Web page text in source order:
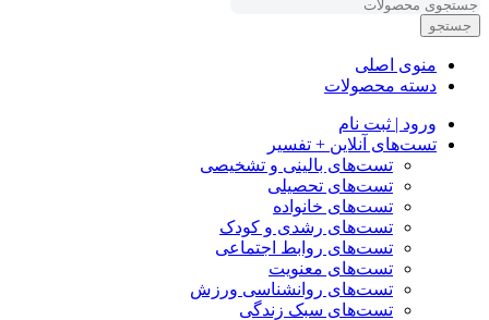
جستجو
منوی اصلی
دسته محصولات
ورود | ثبت نام
تست‌های آنلاین + تفسیر
تست‌های بالینی و تشخیصی
تست‌های تحصیلی
تست‌های خانواده
تست‌های رشدی و کودک
تست‌های روابط اجتماعی
تست‌های معنویت
تست‌های روانشناسی ورزش
تست‌های سبک زندگی